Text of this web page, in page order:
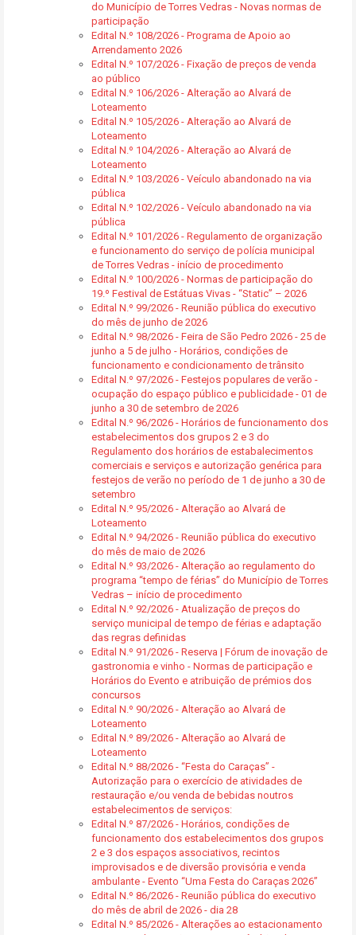
do Município de Torres Vedras - Novas normas de
participação
Edital N.º 108/2026 - Programa de Apoio ao
Arrendamento 2026
Edital N.º 107/2026 - Fixação de preços de venda
ao público
Edital N.º 106/2026 - Alteração ao Alvará de
Loteamento
Edital N.º 105/2026 - Alteração ao Alvará de
Loteamento
Edital N.º 104/2026 - Alteração ao Alvará de
Loteamento
Edital N.º 103/2026 - Veículo abandonado na via
pública
Edital N.º 102/2026 - Veículo abandonado na via
pública
Edital N.º 101/2026 - Regulamento de organização
e funcionamento do serviço de polícia municipal
de Torres Vedras - início de procedimento
Edital N.º 100/2026 - Normas de participação do
19.º Festival de Estátuas Vivas - “Static” – 2026
Edital N.º 99/2026 - Reunião pública do executivo
do mês de junho de 2026
Edital N.º 98/2026 - Feira de São Pedro 2026 - 25 de
junho a 5 de julho - Horários, condições de
funcionamento e condicionamento de trânsito
Edital N.º 97/2026 - Festejos populares de verão -
ocupação do espaço público e publicidade - 01 de
junho a 30 de setembro de 2026
Edital N.º 96/2026 - Horários de funcionamento dos
estabelecimentos dos grupos 2 e 3 do
Regulamento dos horários de estabalecimentos
comerciais e serviços e autorização genérica para
festejos de verão no período de 1 de junho a 30 de
setembro
Edital N.º 95/2026 - Alteração ao Alvará de
Loteamento
Edital N.º 94/2026 - Reunião pública do executivo
do mês de maio de 2026
Edital N.º 93/2026 - Alteração ao regulamento do
programa “tempo de férias” do Município de Torres
Vedras – início de procedimento
Edital N.º 92/2026 - Atualização de preços do
serviço municipal de tempo de férias e adaptação
das regras definidas
Edital N.º 91/2026 - Reserva | Fórum de inovação de
gastronomia e vinho - Normas de participação e
Horários do Evento e atribuição de prémios dos
concursos
Edital N.º 90/2026 - Alteração ao Alvará de
Loteamento
Edital N.º 89/2026 - Alteração ao Alvará de
Loteamento
Edital N.º 88/2026 - “Festa do Caraças” -
Autorização para o exercício de atividades de
restauração e/ou venda de bebidas noutros
estabelecimentos de serviços:
Edital N.º 87/2026 - Horários, condições de
funcionamento dos estabelecimentos dos grupos
2 e 3 dos espaços associativos, recintos
improvisados e de diversão provisória e venda
ambulante - Evento “Uma Festa do Caraças 2026”
Edital N.º 86/2026 - Reunião pública do executivo
do mês de abril de 2026 - dia 28
Edital N.º 85/2026 - Alterações ao estacionamento